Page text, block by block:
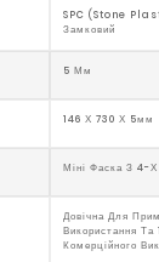
SPC (Stone
Замковий
5 Мм
146 Х 730 Х 5мм
Міні Фаска З 4-Х
Довічна Для
Використання Та
Комерційного